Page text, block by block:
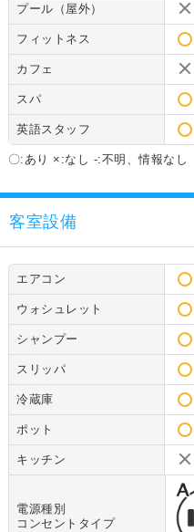
プール（屋外）
フィットネス
カフェ
スパ
英語スタッフ
〇:あり ×:なし -:不明、情報なし
客室設備
エアコン
ウォシュレット
シャンプー
スリッパ
冷蔵庫
ポット
キッチン
電源種別
コンセントタイプ